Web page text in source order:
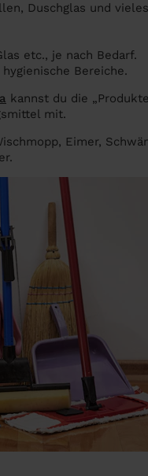
Duschglas und
etc., je nach Bedarf.
Bereiche.
kannst du die
mit.
Eimer,